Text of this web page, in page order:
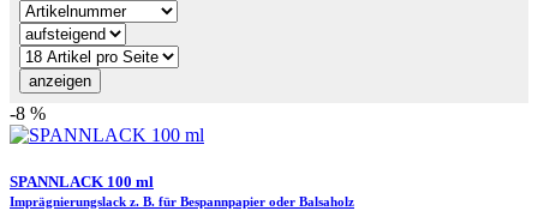
-8 %
SPANNLACK 100 ml
Imprägnierungslack z. B. für Bespannpapier oder Balsaholz